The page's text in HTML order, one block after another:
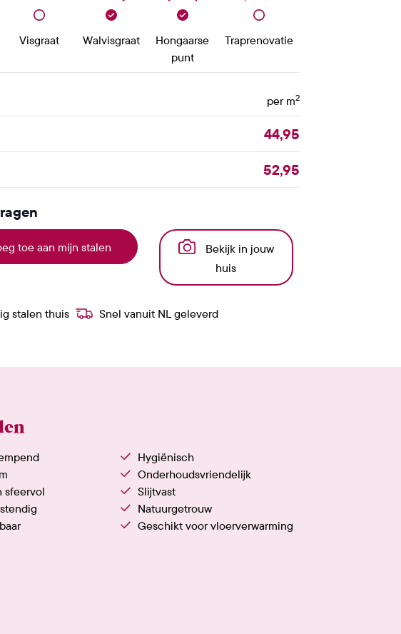
Visgraat Walvisgraat
Hongaarse
punt
Traprenovatie
per m2
44,95
52,95
toe aan mijn stalen
Bekijk in jouw
huis
stalen thuis Snel vanuit NL geleverd
Hygiënisch
Onderhoudsvriendelijk
sfeervol
Slijtvast
Natuurgetrouw
Geschikt voor vloerverwarming